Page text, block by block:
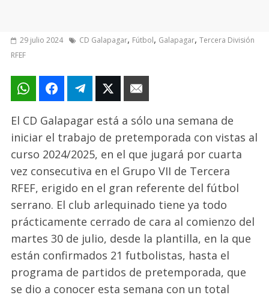
29 julio 2024 CD Galapagar, Fútbol, Galapagar,Tercera División
RFEF
El CD Galapagar está a sólo una semana de
iniciar el trabajo de pretemporada con vistas al
curso 2024/2025, en el que jugará por cuarta
vez consecutiva en el Grupo VII de Tercera
RFEF, erigido en el gran referente del fútbol
serrano. El club arlequinado tiene ya todo
prácticamente cerrado de cara al comienzo del
martes 30 de julio, desde la plantilla, en la que
están confirmados 21 futbolistas, hasta el
programa de partidos de pretemporada, que
se dio a conocer esta semana con un total